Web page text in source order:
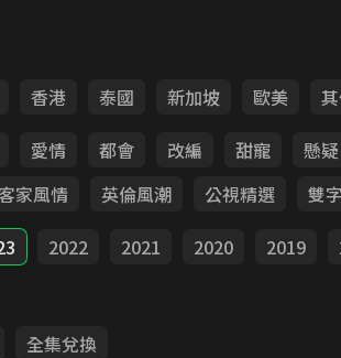
香港 泰國 新加坡 歐美
愛情
都會 改編 甜寵 懸疑
家風情
英倫風潮 公視精選
雙
2022 2021 2020 2019
全集兌換